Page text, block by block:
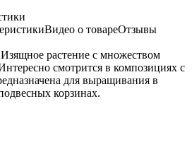
Видео о товареОтзывы
растение с множеством
смотрится в композициях с
для выращивания в
корзинах.